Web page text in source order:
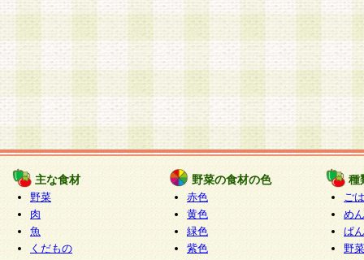
主な食材
野菜
肉
魚
くだもの
野菜の食材の色
赤色
黄色
緑色
紫色
種
ご
めん
ぱん
野